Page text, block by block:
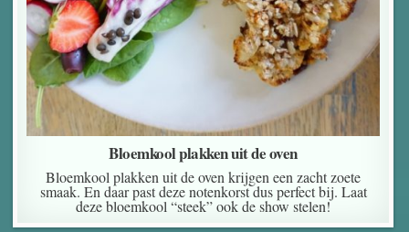
Bloemkool plakken uit de oven
Bloemkool plakken uit de oven krijgen een zacht zoete
smaak. En daar past deze notenkorst dus perfect bij. Laat
deze bloemkool “steek” ook de show stelen!